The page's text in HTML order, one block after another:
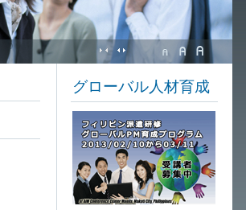
グローバル人材育成